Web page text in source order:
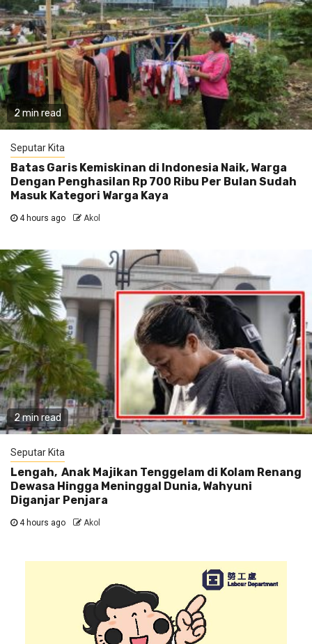
2 min read
Seputar Kita
Batas Garis Kemiskinan di Indonesia Naik, Warga
Dengan Penghasilan Rp 700 Ribu Per Bulan Sudah
Masuk Kategori Warga Kaya
4 hours ago Akol
2 min read
Seputar Kita
Lengah, Anak Majikan Tenggelam di Kolam Renang
Dewasa Hingga Meninggal Dunia, Wahyuni
Diganjar Penjara
4 hours ago Akol